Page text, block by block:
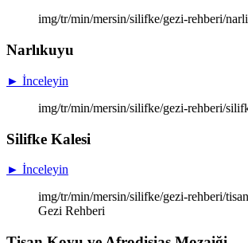
img/tr/min/mersin/silifke/gezi-rehberi/
Narlıkuyu
► İnceleyin
img/tr/min/mersin/silifke/gezi-rehberi/
Silifke Kalesi
► İnceleyin
img/tr/min/mersin/silifke/gezi-rehberi/
Gezi Rehberi